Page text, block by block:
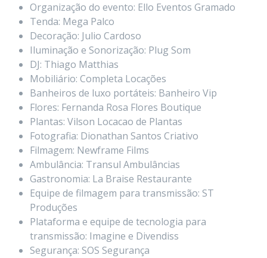
Organização do evento: Ello Eventos Gramado
Tenda: Mega Palco
Decoração: Julio Cardoso
Iluminação e Sonorização: Plug Som
DJ: Thiago Matthias
Mobiliário: Completa Locações
Banheiros de luxo portáteis: Banheiro Vip
Flores: Fernanda Rosa Flores Boutique
Plantas: Vilson Locacao de Plantas
Fotografia: Dionathan Santos Criativo
Filmagem: Newframe Films
Ambulância: Transul Ambulâncias
Gastronomia: La Braise Restaurante
Equipe de filmagem para transmissão: ST
Produções
Plataforma e equipe de tecnologia para
transmissão: Imagine e Divendiss
Segurança: SOS Segurança